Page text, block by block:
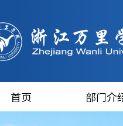
首页 部门介